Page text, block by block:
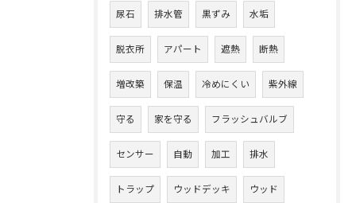
尿石 排水管 黒ずみ 水垢
脱衣所 アパート 遮熱 断熱
増改築 保温 冷めにくい 紫外線
守る 家を守る フラッシュバルブ
センサー 自動 加工 排水
トラップ ウッドデッキ ウッド